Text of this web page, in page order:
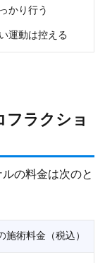
かり行う
運動は控える
フラクショ
の料金は次のと
施術料金（税込）